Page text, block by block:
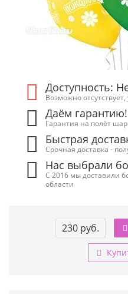
Доступность:
Возможно
Даём гарантию!
Гарантия на полёт
Быстрая
Срочная доставка -
Нас выбрали
С 2016 мы доставили
области
230 руб.